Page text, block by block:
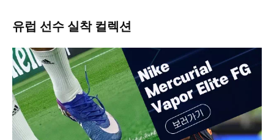
유럽 선수 실착 컬렉션